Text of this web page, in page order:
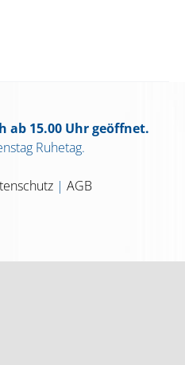
ab 15.00 Uhr geöffnet.
Ruhetag.
| AGB